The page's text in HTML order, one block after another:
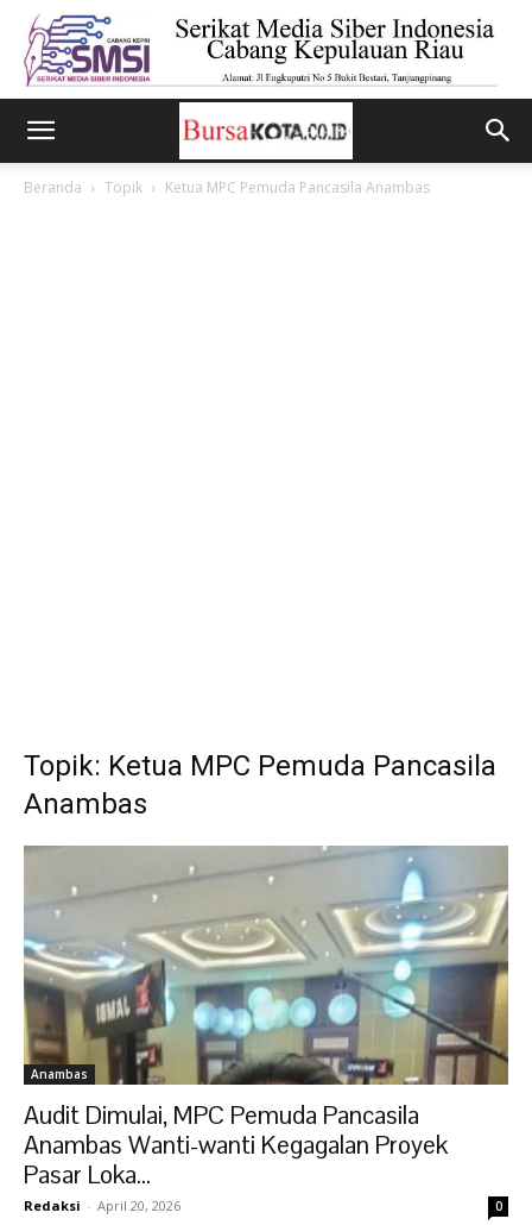
Beranda Topik Ketua MPC Pemuda Pancasila Anambas
Topik: Ketua MPC Pemuda Pancasila
Anambas
Anambas
Audit Dimulai, MPC Pemuda Pancasila
Anambas Wanti-wanti Kegagalan Proyek
Pasar Loka...
Redaksi - April 20, 2026 0